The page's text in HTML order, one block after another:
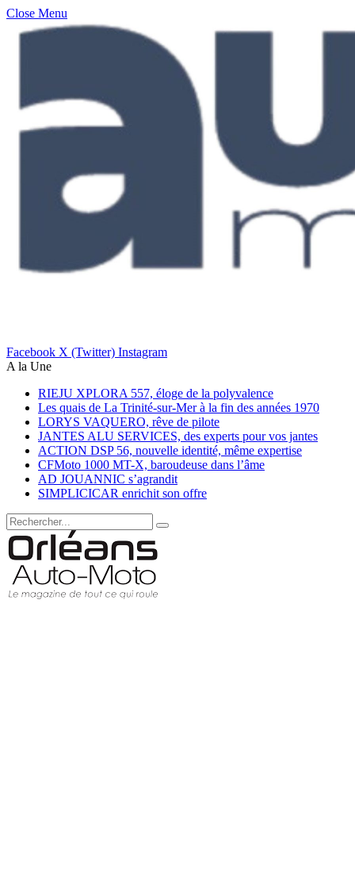
Close Menu
Facebook X (Twitter) Instagram
A la Une
RIEJU XPLORA 557, éloge de la polyvalence
Les quais de La Trinité-sur-Mer à la fin des années 1970
LORYS VAQUERO, rêve de pilote
JANTES ALU SERVICES, des experts pour vos jantes
ACTION DSP 56, nouvelle identité, même expertise
CFMoto 1000 MT-X, baroudeuse dans l’âme
AD JOUANNIC s’agrandit
SIMPLICICAR enrichit son offre